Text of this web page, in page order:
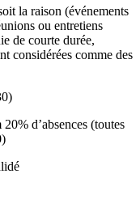
la raison (événements
ou entretiens
de courte durée,
considérées comme des
d’absences (toutes